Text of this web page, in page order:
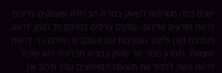
ישנם כמה חסרונות לשיווק במדיה חברתית שעסקים צריכים
להיות מודעים אליהם. עסקים צריכים לפרסם כל הזמן, לדאוג
לכתיבת תוכן וליצור מעורבות עם העוקבים שלהם כדי לראות
תוצאות. חיסרון נוסף של שיווק במדיה חברתית הוא שיכול
להיות קשה למדוד את תוצאות המאמצים שלך ולרוב אין